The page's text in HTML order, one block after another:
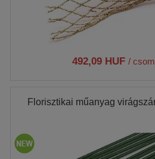
492,09 HUF /
Florisztikai műanyag